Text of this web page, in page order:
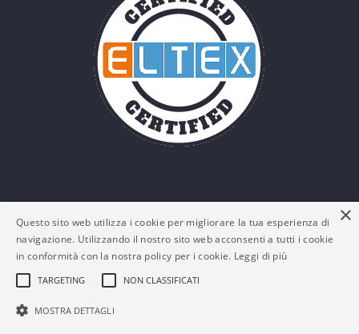
© Eltex Srl - P. IVA: 03161180132 -
×
Questo sito web utilizza i cookie per migliorare la tua esperienza di
navigazione. Utilizzando il nostro sito web acconsenti a tutti i cookie
in conformità con la nostra policy per i cookie. Leggi di più
TARGETING NON CLASSIFICATI
MOSTRA DETTAGLI